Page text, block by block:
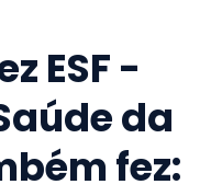
ESF -
da
fez: